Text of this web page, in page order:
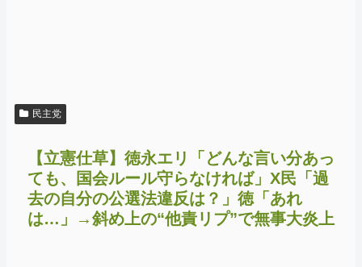
民主党
【立憲仕草】徳永エリ「どんな言い分あっ
ても、国会ルール守らなければ」X民「過
去の自分の公選法違反は？」徳「あれ
は…」→斜め上の“他責リプ”で無事大炎上